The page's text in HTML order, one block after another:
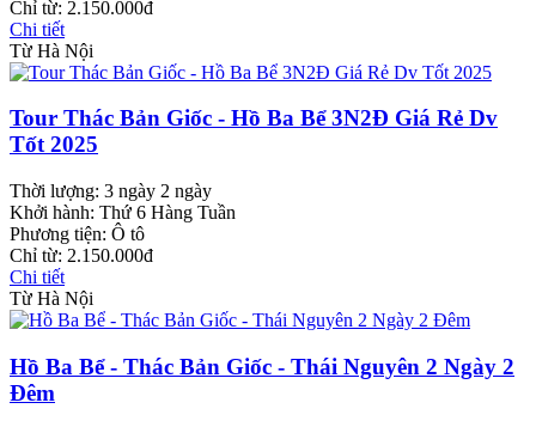
Chỉ từ: 2.150.000đ
Chi tiết
Từ Hà Nội
Tour Thác Bản Giốc - Hồ Ba Bể 3N2Đ Giá Rẻ Dv
Tốt 2025
Thời lượng: 3 ngày 2 ngày
Khởi hành: Thứ 6 Hàng Tuần
Phương tiện: Ô tô
Chỉ từ: 2.150.000đ
Chi tiết
Từ Hà Nội
Hồ Ba Bể - Thác Bản Giốc - Thái Nguyên 2 Ngày 2
Đêm